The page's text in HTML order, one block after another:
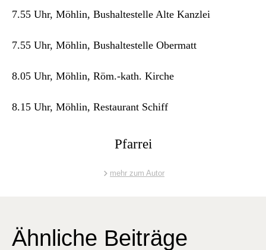
Über uns
ePaper
aktuelle Ausgabe
7.55 Uhr, Möh­lin, Bushal­testelle Alte Kan­zlei
7.55 Uhr, Möh­lin, Bushal­testelle Ober­matt
8.05 Uhr, Möh­lin, Röm.-kath. Kirche
8.15 Uhr, Möh­lin, Restau­rant Schiff
Pfarrei
mehr zum Autor
Ähnliche Beiträge